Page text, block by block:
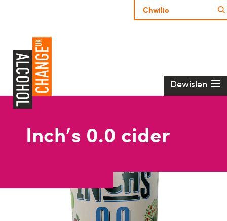
Dewislen
Inch's 0.0 cider